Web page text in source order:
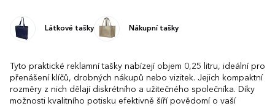
Látkové tašky Nákupní tašky
Tyto praktické reklamní tašky nabízejí objem 0,25 litru, ideální pro
přenášení klíčů, drobných nákupů nebo vizitek. Jejich kompaktní
rozměry z nich dělají diskrétního a užitečného společníka. Díky
možnosti kvalitního potisku efektivně šíří povědomí o vaší